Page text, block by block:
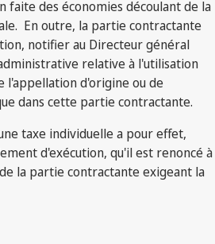
faite des économies découlant de la
En outre, la partie contractante
notifier au Directeur général
relative à l'utilisation
l'appellation d'origine ou de
dans cette partie contractante.
taxe individuelle a pour effet,
d'exécution, qu'il est renoncé à
la partie contractante exigeant la